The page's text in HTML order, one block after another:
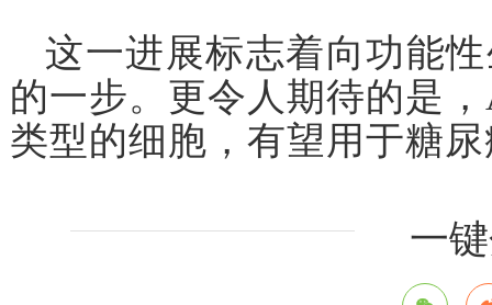
这一进展标志着向功能
的一步。更令人期待的是
类型的细胞，有望用于糖
一